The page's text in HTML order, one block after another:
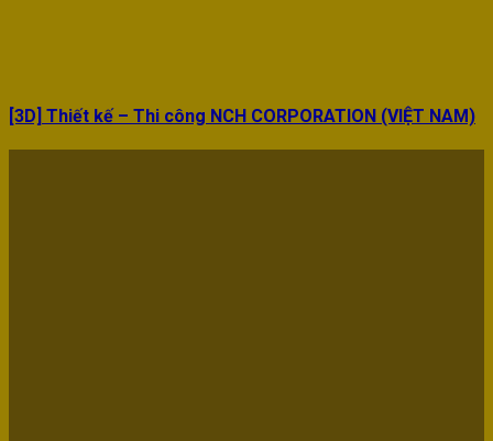
[3D] Thiết kế – Thi công NCH CORPORATION (VIỆT NAM)